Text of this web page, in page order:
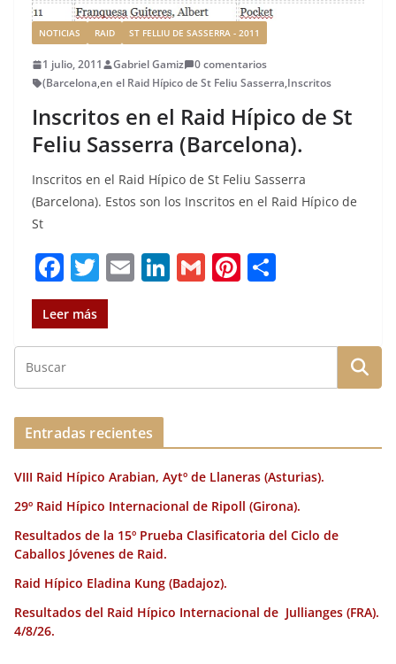
NOTICIAS RAID ST FELLIU DE SASSERRA - 2011
1 julio, 2011 Gabriel Gamiz
0 comentarios
(Barcelona,en el Raid Hípico de St Feliu Sasserra,Inscritos
Inscritos en el Raid Hípico de St
Feliu Sasserra (Barcelona).
Inscritos en el Raid Hípico de St Feliu Sasserra
(Barcelona). Estos son los Inscritos en el Raid Hípico de
St
F
a
c
e
b
o
o
k
T
w
it
te
r
E
l
Li
e
dI
G
l
Pi
re
st
p
a
ir
Leer más
Entradas recientes
VIII Raid Hípico Arabian, Aytº de Llaneras (Asturias).
29º Raid Hípico Internacional de Ripoll (Girona).
Resultados de la 15º Prueba Clasificatoria del Ciclo de
Caballos Jóvenes de Raid.
Raid Hípico Eladina Kung (Badajoz).
Resultados del Raid Hípico Internacional de Jullianges (FRA).
4/8/26.